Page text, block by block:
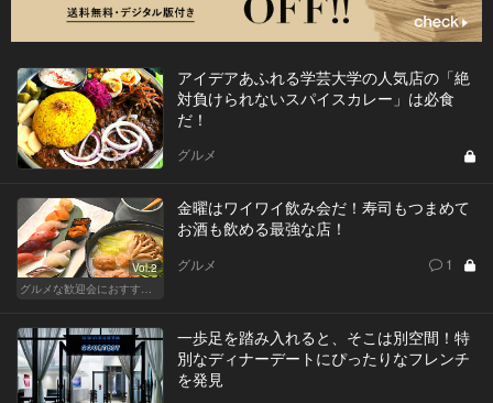
アイデアあふれる学芸大学の人気店の「絶
対負けられないスパイスカレー」は必食
だ！
グルメ
Vol.2
グルメな歓迎会におすすめな東京の人気店
金曜はワイワイ飲み会だ！寿司もつまめて
お酒も飲める最強な店！
グルメ 1
一歩足を踏み入れると、そこは別空間！特
別なディナーデートにぴったりなフレンチ
を発見